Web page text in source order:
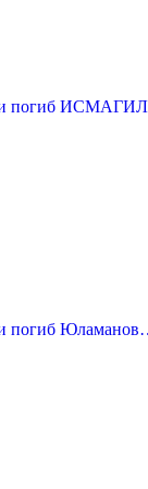
погиб
погиб